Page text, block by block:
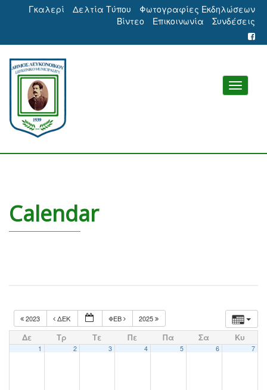
Γκαλερί Δελτία Τύπου
Φωτογραφίες Εκδηλώσεων
Βίντεο
Επικοινωνία Συνδέσεις
Calendar
2023 ΔΕΚ ΦΕΒ 2025
Δε Τρ Τε Πε Πα Σα Κυ
1 2 3 4 5 6 7